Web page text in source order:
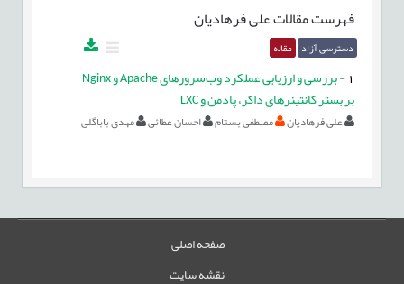
فهرست مقالاتعلی فرهادیان
دسترسی آزاد مقاله
-
بررسی و ارزیابی عملکرد وب‌سرورهای Apache و Nginx
بر بستر کانتینرهای داکر، پادمن و LXC
علی فرهادیان مصطفی بستام احسان عطائی مهدی باباگلی
صفحه اصلی
نقشه سایت